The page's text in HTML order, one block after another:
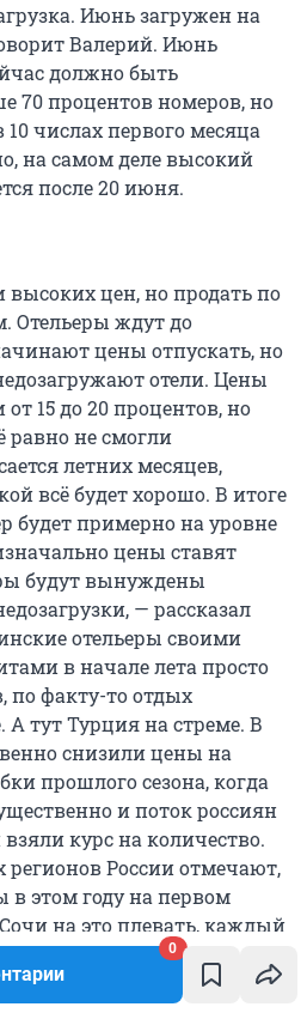
0
Июнь загружен на
Валерий. Июнь
должно быть
70 процентов номеров, но
числах первого месяца
на самом деле высокий
после 20 июня.
цен, но продать по
Отельеры ждут до
цены отпускать, но
отели. Цены
15 до 20 процентов, но
равно не смогли
летних месяцев,
всё будет хорошо. В итоге
будет примерно на уровне
цены ставят
будут вынуждены
— рассказал
отельеры своими
в начале лета просто
по факту-то отдых
А тут Турция на стреме. В
снизили цены на
прошлого сезона, когда
и поток россиян
курс на количество.
регионов России отмечают,
в этом году на первом
на это плевать, каждый
в свою тарелку» и не
— может проще